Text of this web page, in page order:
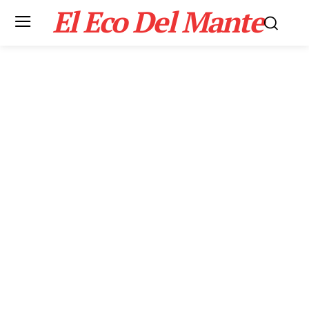
El Eco Del Mante